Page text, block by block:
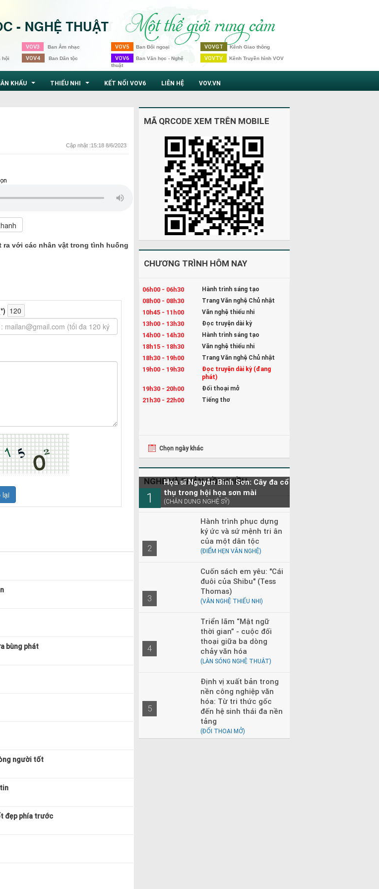
hội
VOV3 Ban Âm nhạc
VOV4 Ban Dân tộc
VOV5 Ban Đối ngoại
VOV6 Ban Văn học - Nghệ
thuật
VOVGT Kênh Giao thông
VOVTV Kênh Truyền hình VOV
KHẤU THIẾU NHI KẾT NỐI VOV6 LIÊN HỆ VOV.VN
Cập nhật :15:18 8/6/2023
với các nhân vật trong tình huống
bùng phát
người tốt
đẹp phía trước
MÃ QRCODE XEM TRÊN MOBILE
CHƯƠNG TRÌNH HÔM NAY
06h00 - 06h30 Hành trình sáng tạo
08h00 - 08h30 Trang Văn nghệ Chủ nhật
10h45 - 11h00 Văn nghệ thiếu nhi
13h00 - 13h30 Đọc truyện dài kỳ
14h00 - 14h30 Hành trình sáng tạo
18h15 - 18h30 Văn nghệ thiếu nhi
18h30 - 19h00 Trang Văn nghệ Chủ nhật
19h00 - 19h30
Đọc truyện dài kỳ (đang
phát)
19h30 - 20h00 Đối thoại mở
21h30 - 22h00 Tiếng thơ
Chọn ngày khác
NGHE VÀ PHẢN HỒI NHIỀU
1
Họa sĩ Nguyễn Bỉnh Sơn: Cây đa cổ
thụ trong hội họa sơn mài
(CHÂN DUNG NGHỆ SỸ)
2
Hành trình phục dựng
ký ức và sứ mệnh tri ân
của một dân tộc
(ĐIỂM HẸN VĂN NGHỆ)
3
Cuốn sách em yêu: "Cái
đuôi của Shibu" (Tess
Thomas)
(VĂN NGHỆ THIẾU NHI)
4
Triển lãm “Mật ngữ
thời gian” - cuộc đối
thoại giữa ba dòng
chảy văn hóa
(LÀN SÓNG NGHỆ THUẬT)
5
Định vị xuất bản trong
nền công nghiệp văn
hóa: Từ tri thức gốc
đến hệ sinh thái đa nền
tảng
(ĐỐI THOẠI MỞ)